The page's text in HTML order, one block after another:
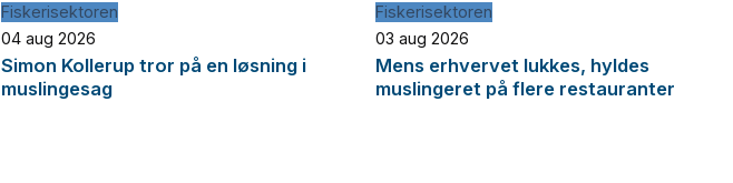
Fiskerisektoren
04 aug 2026
Simon Kollerup tror på en løsning i
muslingesag
Fiskerisektoren
03 aug 2026
Mens erhvervet lukkes, hyldes
muslingeret på flere restauranter